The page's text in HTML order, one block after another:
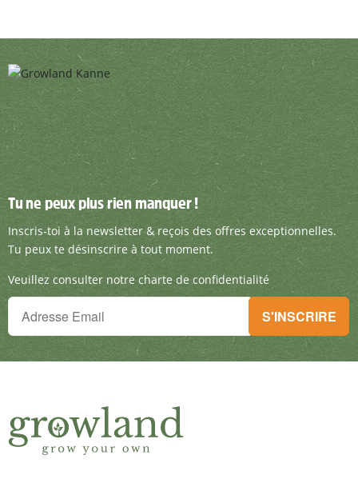
Tu ne peux plus rien manquer !
Inscris-toi à la newsletter & reçois des offres
Tu ne peux plus rien manquer !
Inscris-toi à la newsletter & reçois des offres exceptionnelles.
Tu peux te désinscrire à tout moment.
Veuillez consulter notre charte de confidentialité
Tu ne peux plus rien manquer !
Inscris-toi à la newsletter & reçois des offres exceptionnelles.
S'INSCRIRE